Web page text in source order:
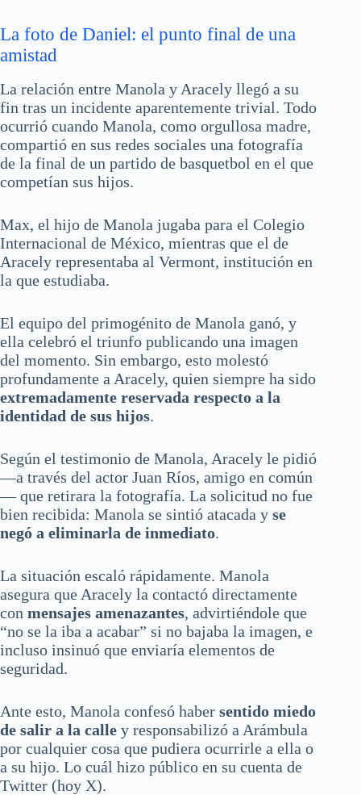
La foto de Daniel: el punto final de una
amistad
La relación entre Manola y Aracely llegó a su
fin tras un incidente aparentemente trivial. Todo
ocurrió cuando Manola, como orgullosa madre,
compartió en sus redes sociales una fotografía
de la final de un partido de basquetbol en el que
competían sus hijos.
Max, el hijo de Manola jugaba para el Colegio
Internacional de México, mientras que el de
Aracely representaba al Vermont, institución en
la que estudiaba.
El equipo del primogénito de Manola ganó, y
ella celebró el triunfo publicando una imagen
del momento. Sin embargo, esto molestó
profundamente a Aracely, quien siempre ha sido
extremadamente reservada respecto a la
identidad de sus hijos.
Según el testimonio de Manola, Aracely le pidió
—a través del actor Juan Ríos, amigo en común
— que retirara la fotografía. La solicitud no fue
bien recibida: Manola se sintió atacada y se
negó a eliminarla de inmediato.
La situación escaló rápidamente. Manola
asegura que Aracely la contactó directamente
con mensajes amenazantes, advirtiéndole que
“no se la iba a acabar” si no bajaba la imagen, e
incluso insinuó que enviaría elementos de
seguridad.
Ante esto, Manola confesó haber sentido miedo
de salir a la calle y responsabilizó a Arámbula
por cualquier cosa que pudiera ocurrirle a ella o
a su hijo. Lo cuál hizo público en su cuenta de
Twitter (hoy X).